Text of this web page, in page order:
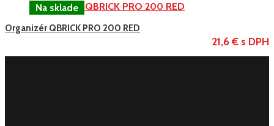
Organizér QBRICK PRO 200 RED
21,6 € s DPH